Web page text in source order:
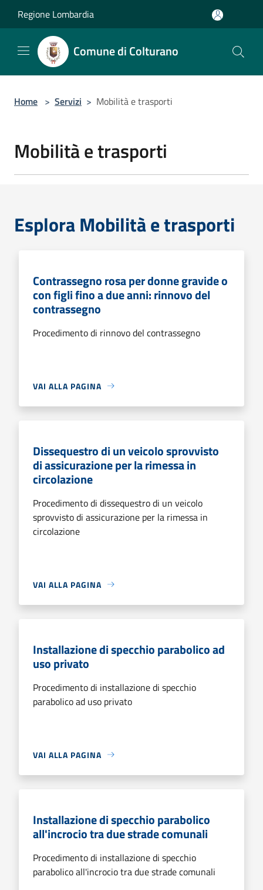
Regione Lombardia
Comune di Colturano
Home > Servizi > Mobilità e trasporti
Mobilità e trasporti
Esplora Mobilità e trasporti
Contrassegno rosa per donne gravide o
con figli fino a due anni: rinnovo del
contrassegno
Procedimento di rinnovo del contrassegno
VAI ALLA PAGINA
Dissequestro di un veicolo sprovvisto
di assicurazione per la rimessa in
circolazione
Procedimento di dissequestro di un veicolo
sprovvisto di assicurazione per la rimessa in
circolazione
VAI ALLA PAGINA
Installazione di specchio parabolico ad
uso privato
Procedimento di installazione di specchio
parabolico ad uso privato
VAI ALLA PAGINA
Installazione di specchio parabolico
all'incrocio tra due strade comunali
Procedimento di installazione di specchio
parabolico all'incrocio tra due strade comunali